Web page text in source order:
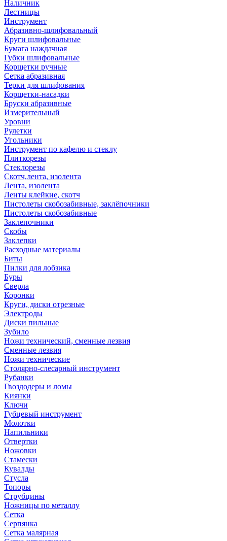
Наличник
Лестницы
Инструмент
Абразивно-шлифовальный
Круги шлифовальные
Бумага наждачная
Губки шлифовальные
Корщетки ручные
Сетка абразивная
Терки для шлифования
Корщетки-насадки
Бруски абразивные
Измерительный
Уровни
Рулетки
Угольники
Инструмент по кафелю и стеклу
Плиткорезы
Стеклорезы
Скотч,лента, изолента
Лента, изолента
Ленты клейкие, скотч
Пистолеты скобозабивные, заклёпочники
Пистолеты скобозабивные
Заклепочники
Скобы
Заклепки
Расходные материалы
Биты
Пилки для лобзика
Буры
Сверла
Коронки
Круги, диски отрезные
Электроды
Диски пильные
Зубило
Ножи технический, сменные лезвия
Сменные лезвия
Ножи технические
Столярно-слесарный инструмент
Рубанки
Гвоздодеры и ломы
Киянки
Ключи
Губцевый инструмент
Молотки
Напильники
Отвертки
Ножовки
Стамески
Кувалды
Стусла
Топоры
Струбцины
Ножницы по металлу
Сетка
Серпянка
Сетка малярная